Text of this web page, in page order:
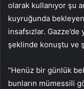
olarak kullanıyor şu
kuyruğunda bekleyen
insafsızlar.
şeklinde konuştu ve
“Henüz bir günlük
bunların mümessili